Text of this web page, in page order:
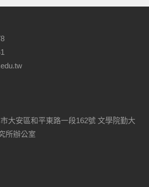
大安區和平東路一段162號 文學院勤大
所辦公室